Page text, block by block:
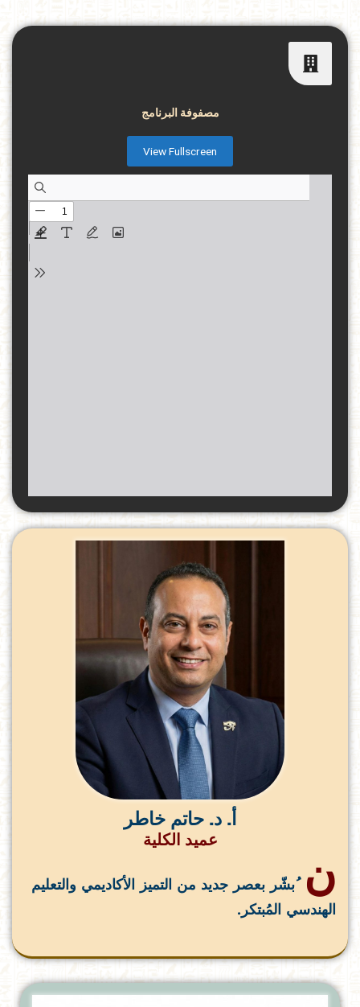
مصفوفة البرنامج
View Fullscreen
أ. د. حاتم خاطر
عميد الكلية
ن
ُبشّر بعصر جديد من التميز الأكاديمي والتعليم
الهندسي المُبتكر.